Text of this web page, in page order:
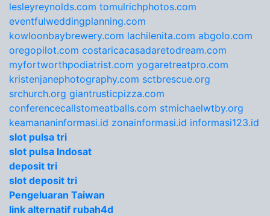
lesleyreynolds.com tomulrichphotos.com
eventfulweddingplanning.com
kowloonbaybrewery.com lachilenita.com abgolo.com
oregopilot.com costaricacasadaretodream.com
myfortworthpodiatrist.com yogaretreatpro.com
kristenjanephotography.com sctbrescue.org
srchurch.org giantrusticpizza.com
conferencecallstomeatballs.com stmichaelwtby.org
keamananinformasi.id zonainformasi.id informasi123.id
slot pulsa tri
slot pulsa Indosat
deposit tri
slot deposit tri
Pengeluaran Taiwan
link alternatif rubah4d